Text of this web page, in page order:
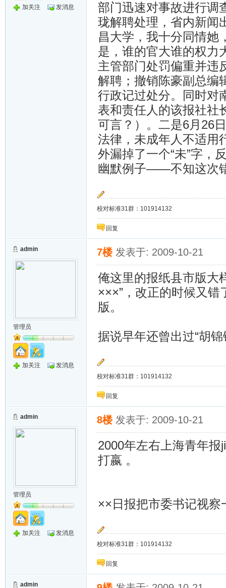
加关注 发消息
部门迅速对事故进行调
珑解聘处理，省内新闻
昌大学，我十分同情她
是，谁的官大谁的权力
主管部门处罚偏重并违
解聘；撤销陈豪副总编
行政记过处分。同时
表和责任人的该报社社
可言？）。二是6月26
法律，未成年人不适用
外漏掉了一个“未”字，
幽默例子——不知这次
校对标准31群：101914132
回复
admin
管理员
加关注 发消息
7楼 发表于: 2009-10-21
俺这里的报纸县市版大
×××”，改正的时候又错
版。
据说早年还曾出过“胡锦
校对标准31群：101914132
回复
admin
管理员
加关注 发消息
8楼 发表于: 2009-10-21
2000年左右上海青年
打嬴 。
××日报把市委书记视
校对标准31群：101914132
回复
admin